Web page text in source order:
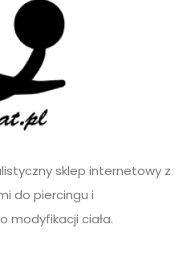
sklep internetowy z
do piercingu i
modyfikacji ciała.